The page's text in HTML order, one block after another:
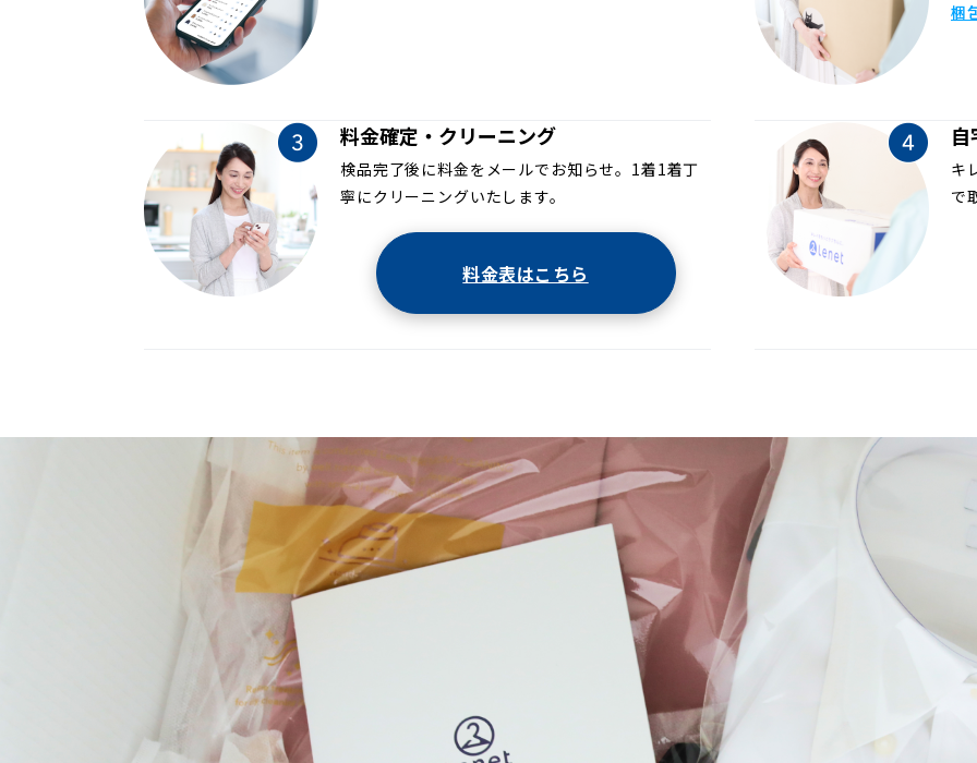
梱
料金確定・クリーニング
検品完了後に料金をメールでお知らせ。1着1着丁
寧にクリーニングいたします。
料金表はこちら
キ
で